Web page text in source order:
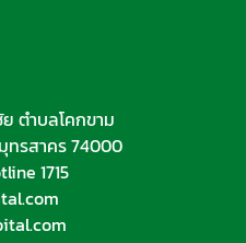
ตำบลโคกขาม
ทรสาคร 74000
1715